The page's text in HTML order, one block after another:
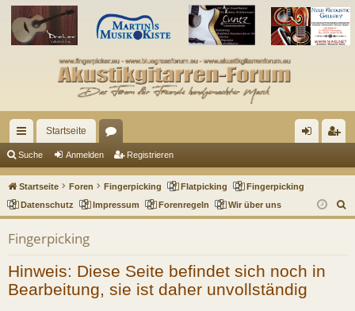
ch
ne
llz
Startseite
en m ist
rie
Suche Anmelden Registrieren
Startseite Foren Fingerpicking Flatpicking
Fingerpicking
Datenschutz
Impressum Forenregeln Wir über uns
u
Fingerpicking
Hinweis: Diese Seite befindet sich noch in
Bearbeitung, sie ist daher unvollständig